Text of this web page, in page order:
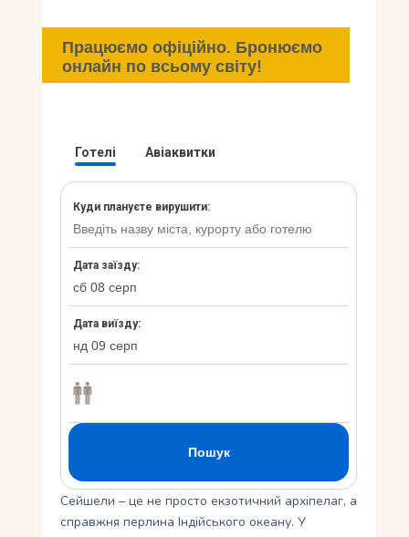
Блог
Контакти
Працюємо офіційно. Бронюємо
онлайн по всьому світу!
Сейшели – це не просто екзотичний архіпелаг, а
справжня перлина Індійського океану. У